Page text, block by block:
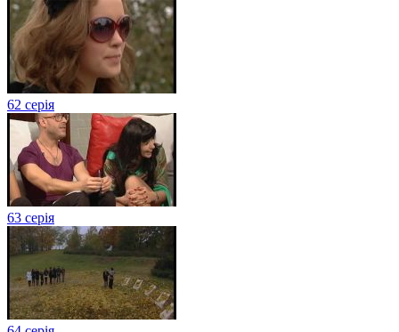
62 серія
63 серія